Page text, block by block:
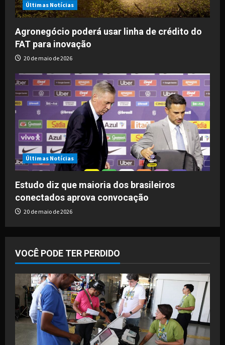
Últimas Notícias
Agronegócio poderá usar linha de crédito do
FAT para inovação
20 de maio de 2026
Últimas Notícias
Estudo diz que maioria dos brasileiros
conectados aprova convocação
20 de maio de 2026
VOCÊ PODE TER PERDIDO